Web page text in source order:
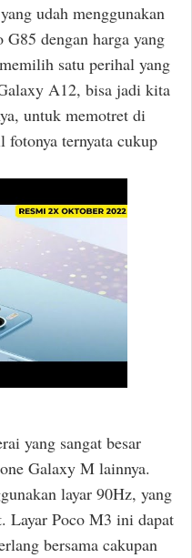
udah menggunakan
dengan harga yang
satu perihal yang
A12, bisa jadi kita
untuk memotret di
fotonya ternyata cukup
yang sangat besar
Galaxy M lainnya.
layar 90Hz, yang
Layar Poco M3 ini dapat
bersama cakupan